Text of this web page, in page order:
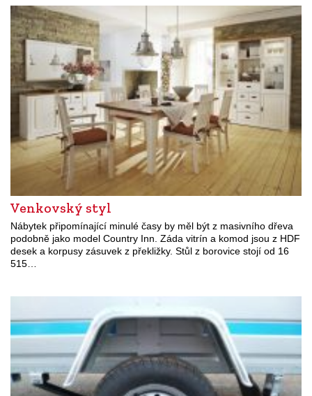
Venkovský styl
Nábytek připomínající minulé časy by měl být z masivního dřeva
podobně jako model Country Inn. Záda vitrín a komod jsou z HDF
desek a korpusy zásuvek z překližky. Stůl z borovice stojí od 16
515…